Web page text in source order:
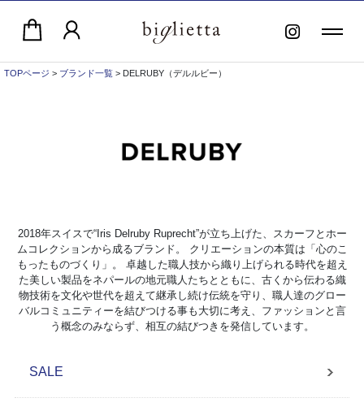
TOPページ > ブランド一覧 > DELRUBY（デルルビー）
2018年スイスで“Iris Delruby Ruprecht”が立ち上げた、スカーフとホー
ムコレクションから成るブランド。 クリエーションの本質は「心のこ
もったものづくり」。 卓越した職人技から織り上げられる時代を超え
た美しい製品をネパールの地元職人たちとともに、古くから伝わる織
物技術を文化や世代を超えて継承し続け伝統を守り、職人達のグロー
バルコミュニティーを結びつける事も大切に考え、ファッションと言
う概念のみならず、相互の結びつきを発信しています。
SALE